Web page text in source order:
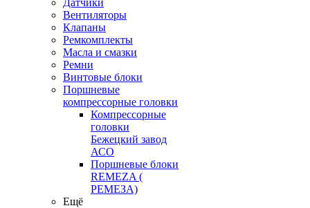
Датчики
Вентиляторы
Клапаны
Ремкомплекты
Масла и смазки
Ремни
Винтовые блоки
Поршневые
компрессорные головки
Компрессорные
головки
Бежецкий завод
АСО
Поршневые блоки
REMEZA (
РЕМЕЗА)
Ещё